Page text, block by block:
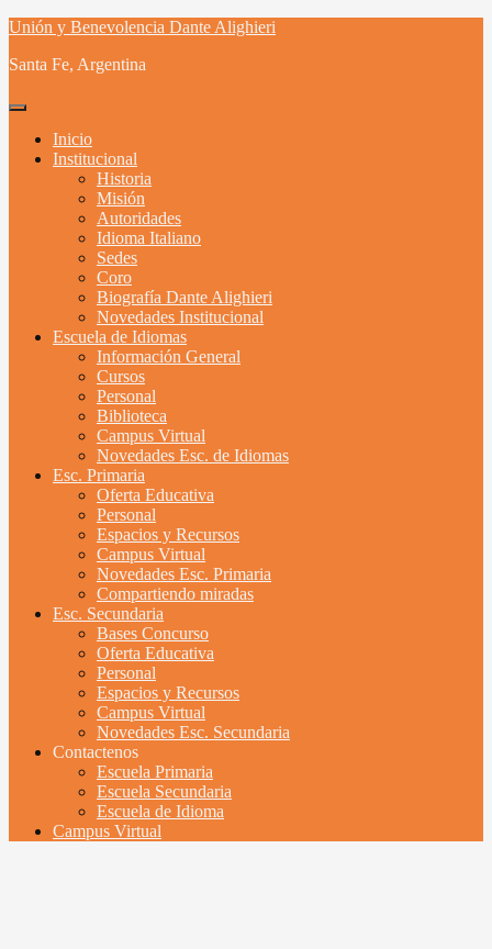
Skip
content
Unión y Benevolencia Dante Alighieri
Santa Fe, Argentina
Inicio
Institucional
Historia
Misión
Autoridades
Idioma Italiano
Sedes
Coro
Biografía Dante Alighieri
Novedades Institucional
Escuela de Idiomas
Información General
Cursos
Personal
Biblioteca
Campus Virtual
Novedades Esc. de Idiomas
Esc. Primaria
Oferta Educativa
Personal
Espacios y Recursos
Campus Virtual
Novedades Esc. Primaria
Compartiendo miradas
Esc. Secundaria
Bases Concurso
Oferta Educativa
Personal
Espacios y Recursos
Campus Virtual
Novedades Esc. Secundaria
Contactenos
Escuela Primaria
Escuela Secundaria
Escuela de Idioma
Campus Virtual